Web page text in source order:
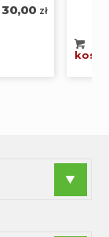
30,00 zł